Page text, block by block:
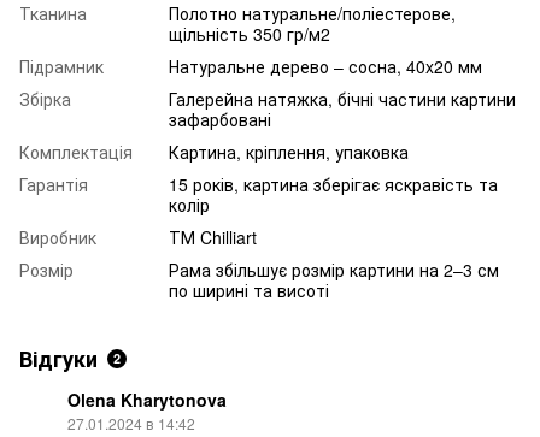
Тканина
Полотно натуральне/поліестерове,
щільність 350 гр/м2
Підрамник
Натуральне дерево – сосна, 40x20 мм
Збірка
Галерейна натяжка, бічні частини картини
зафарбовані
Комплектація
Картина, кріплення, упаковка
Гарантія
15 років, картина зберігає яскравість та
колір
Виробник
ТМ Chilliart
Розмір
Рама збільшує розмір картини на 2–3 см
по ширині та висоті
Відгуки 2
Olena Kharytonova
27.01.2024 в 14:42